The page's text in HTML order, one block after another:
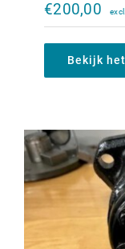
€200,00
Bekijk